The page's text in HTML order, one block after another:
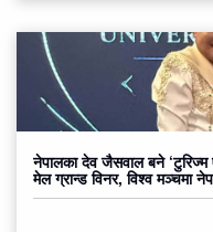
नेपालका देव जैसवाल बने
मेल ग्रान्ड विनर, विश्व मञ्चमा